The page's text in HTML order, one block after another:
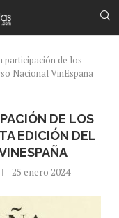
participación de los
Nacional VinEspaña
DE LOS
EDICIÓN DEL
25 enero 2024